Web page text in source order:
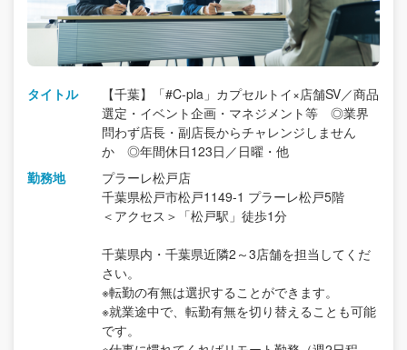
タイトル
【千葉】「#C-pla」カプセルトイ×店舗SV／商品
選定・イベント企画・マネジメント等 ◎業界
問わず店長・副店長からチャレンジしません
か ◎年間休日123日／日曜・他
勤務地
プラーレ松戸店
千葉県松戸市松戸1149-1 プラーレ松戸5階
＜アクセス＞「松戸駅」徒歩1分
千葉県内・千葉県近隣2～3店舗を担当してくだ
さい。
※転勤の有無は選択することができます。
※就業途中で、転勤有無を切り替えることも可能
です。